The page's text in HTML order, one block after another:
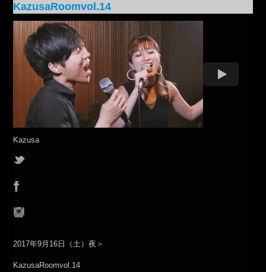
KazusaRoomvol.14
Kazusa
2017年9月16日（土）夜＞
KazusaRoomvol.14